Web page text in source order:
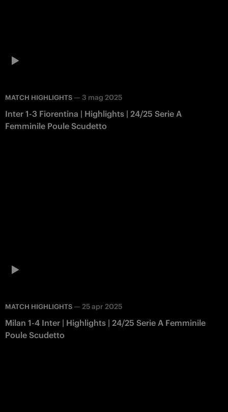
MATCH HIGHLIGHTS — 3 mag 2025
Inter 1-3 Fiorentina | Highlights | 24/25 Serie A
Femminile Poule Scudetto
MATCH HIGHLIGHTS — 25 apr 2025
Milan 1-4 Inter | Highlights | 24/25 Serie A Femminile
Poule Scudetto